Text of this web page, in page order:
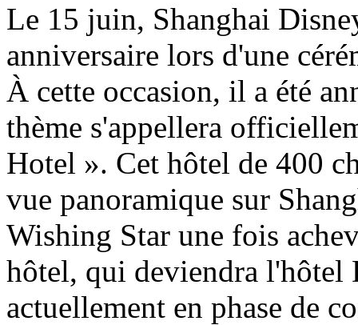
Le 15 juin, Shanghai
anniversaire lors d'une
À cette occasion, il a été
thème s'appellera
Hotel ». Cet hôtel de 400
vue panoramique sur
Wishing Star une fois
hôtel, qui deviendra l'hôtel
actuellement en phase de